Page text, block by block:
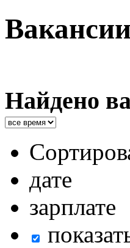
Найдено
дате
зарплате